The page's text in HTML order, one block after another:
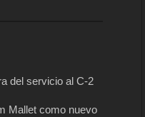
del servicio al C-2
Mallet como nuevo